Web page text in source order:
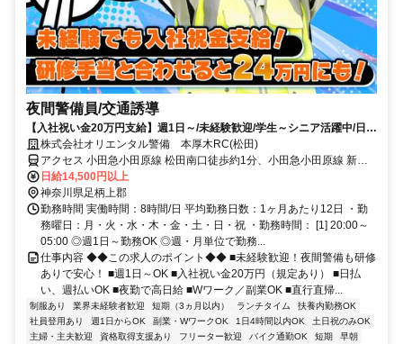
夜間警備員/交通誘導
【入社祝い金20万円支給】週1日～/未経験歓迎/学生～シニア活躍中/日払
い・週払いOK/履歴書不要！
株式会社オリエンタル警備 本厚木RC(松田)
アクセス 小田急小田原線 松田南口徒歩約1分、小田急小田原線 新松
田北口徒歩約1分、ＪＲ御殿場線 相模金子徒歩約22分 (面接地/本厚木
リクルートセンター)神奈川県厚木市旭町２丁目２－７ 三和ビル２Ｆ
日給14,500円以上
神奈川県足柄上郡
勤務時間 実働時間：8時間/日 平均勤務日数：1ヶ月あたり12日 ・勤
務曜日：月・火・水・木・金・土・日・祝 ・勤務時間： [1] 20:00～
05:00 ◎週1日～勤務OK ◎週・月単位で勤務...
仕事内容 ◆◆この求人のポイント◆◆ ■未経験歓迎！夜間警備も研修
ありで安心！ ■週1日～OK ■入社祝い金20万円（規定あり） ■日払
い、週払いOK ■夜勤で高日給 ■Wワーク／副業OK ■直行直帰...
制服あり 業界未経験者歓迎 短期（3ヵ月以内） ランチタイム
扶養内勤務OK
社員登用あり
週1日からOK 副業・WワークOK 1日4時間以内OK
土日祝のみOK
主婦・主夫歓迎
資格取得支援あり フリーター歓迎 バイク通勤OK 短期
早朝